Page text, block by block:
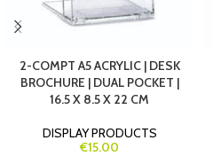
2-COMPT A5 ACRYLIC | DESK
BROCHURE | DUAL POCKET |
16.5 X 8.5 X 22 CM
DISPLAY PRODUCTS
€15.00